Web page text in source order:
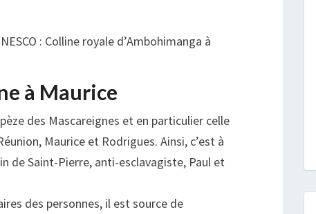
: Colline royale d’Ambohimanga à
à Maurice
des Mascareignes et en particulier celle
Maurice et Rodrigues. Ainsi, c’est à
de Saint-Pierre, anti-esclavagiste, Paul et
des personnes, il est source de